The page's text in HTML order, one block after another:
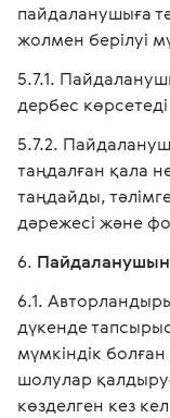
пайдаланушыға
жолмен берілуі
дербес көрсетеді
таңдалған қала
таңдайды,
дәрежесі және
дүкенде
мүмкіндік
шолулар
көзделген кез